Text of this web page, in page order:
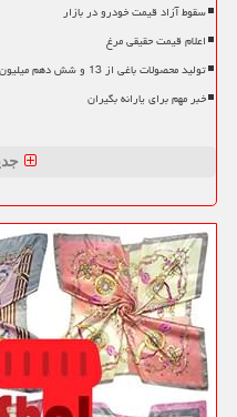
سقوط آزاد قیمت خودرو در بازار
اعلام قیمت حقیقی مرغ
تولید محصولات باغی از 13 و شش دهم میلیون تن گذشت
خبر مهم برای یارانه بگیران